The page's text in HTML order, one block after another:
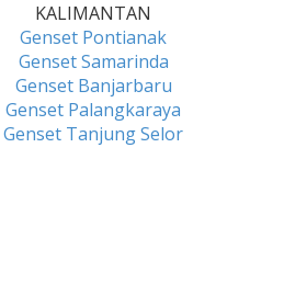
KALIMANTAN
Genset Pontianak
Genset Samarinda
Genset Banjarbaru
Genset Palangkaraya
Genset Tanjung Selor